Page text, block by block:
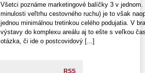
Všetci poznáme marketingové balíčky 3 v
minulosti veľtrhu cestovného ruchu) je to však
jednou minimálnou tretinkou celého podujatia. V
výstavy do komplexu areálu aj to ešte s veľkou
otázka, či ide o postcovidový [...]
RSS